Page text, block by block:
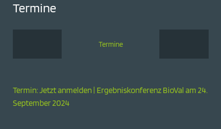
Termine
Termine
Termin: Jetzt anmelden | Ergebniskonferenz BioVal am 24.
September 2024